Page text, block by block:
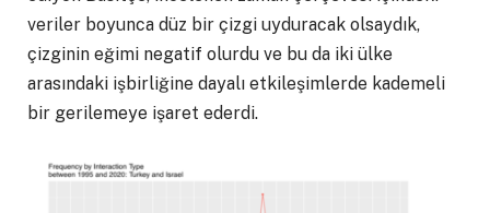
veriler boyunca düz bir çizgi uyduracak olsaydık,
çizginin eğimi negatif olurdu ve bu da iki ülke
arasındaki işbirliğine dayalı etkileşimlerde kademeli
bir gerilemeye işaret ederdi.